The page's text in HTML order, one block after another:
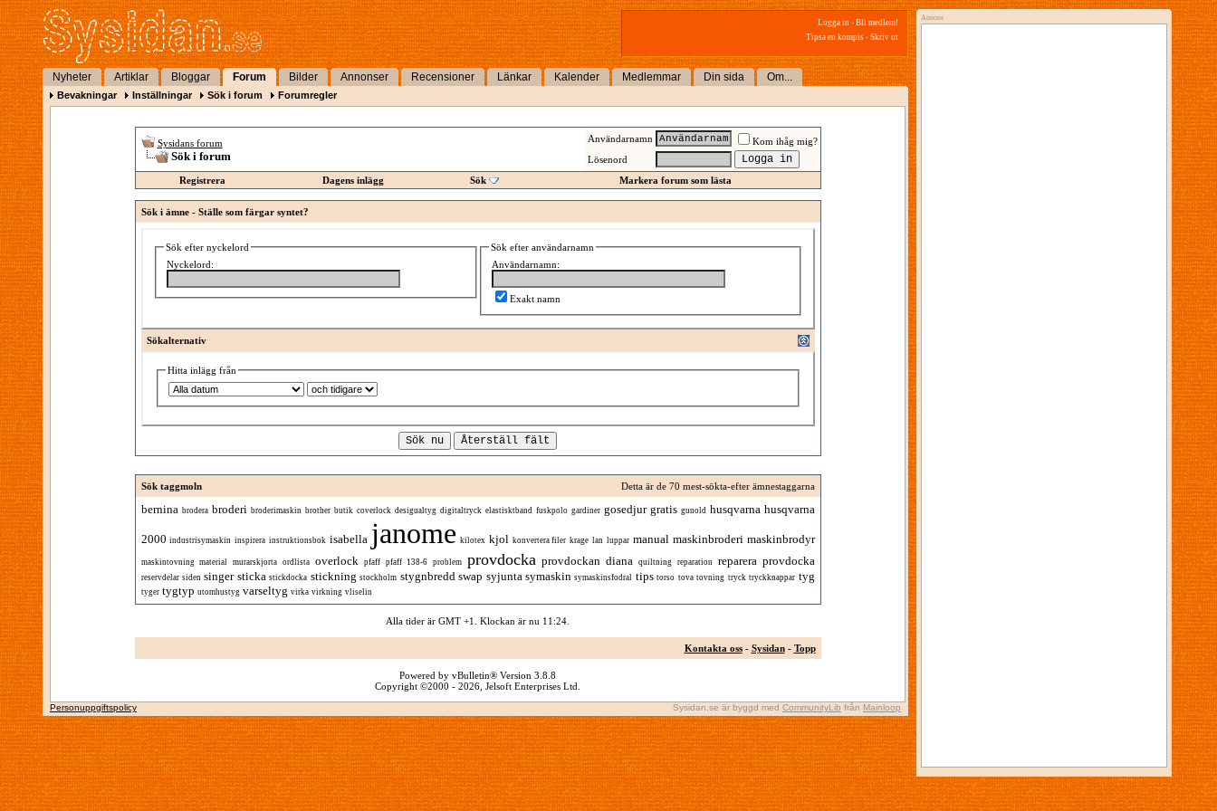
Logga in - Bli medlem!
Tipsa en kompis - Skriv ut
Nyheter Artiklar Bloggar Forum Bilder Annonser Recensioner Länkar Kalender Medlemmar Din sida Om...
Bevakningar Inställningar Sök i forum Forumregler
Sysidans forum
Sök i forum
Användarnamn
Kom ihåg mig?
Lösenord
Registrera
Dagens inlägg Sök Markera forum som lästa
Sök i ämne - Ställe som färgar syntet?
Sök efter nyckelord
Nyckelord:
Sök efter användarnamn
Användarnamn:
Exakt namn
Sökalternativ
Hitta inlägg från
Detta är de 70 mest-sökta-efter ämnestaggarna
Sök taggmoln
bernina brodera broderi broderimaskin brother butik coverlock desigualtyg digitaltryck elastisktband fuskpolo gardiner gosedjur gratis gunold husqvarna husqvarna
2000 industrisymaskin inspirera instruktionsbok isabella janome kilotex kjol konvertera filer krage lan luppar manual maskinbroderi maskinbrodyr
maskintovning material murarskjorta ordlista overlock pfaff pfaff 138-6 problem provdocka provdockan diana quiltning reparation reparera provdocka
reservdelar siden singer sticka stickdocka stickning stockholm stygnbredd swap syjunta symaskin symaskinsfodral tips torso tova tovning tryck tryckknappar tyg
tyger tygtyp utomhustyg varseltyg virka virkning vliselin
Alla tider är GMT +1. Klockan är nu 11:24
Kontakta oss- Sysidan- Topp
Powered by vBulletin® Version 3.8.8
Copyright ©2000 - 2026, Jelsoft Enterprises Ltd.
Sysidan.se är byggd med CommunityLib från Mainloop
Personuppgiftspolicy
Annons